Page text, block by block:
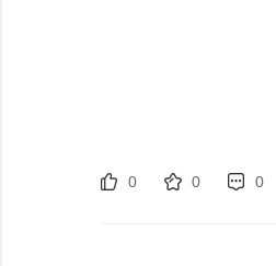
0 0 0